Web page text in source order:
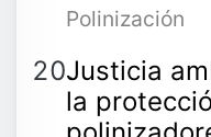
Polinización
Justicia
la